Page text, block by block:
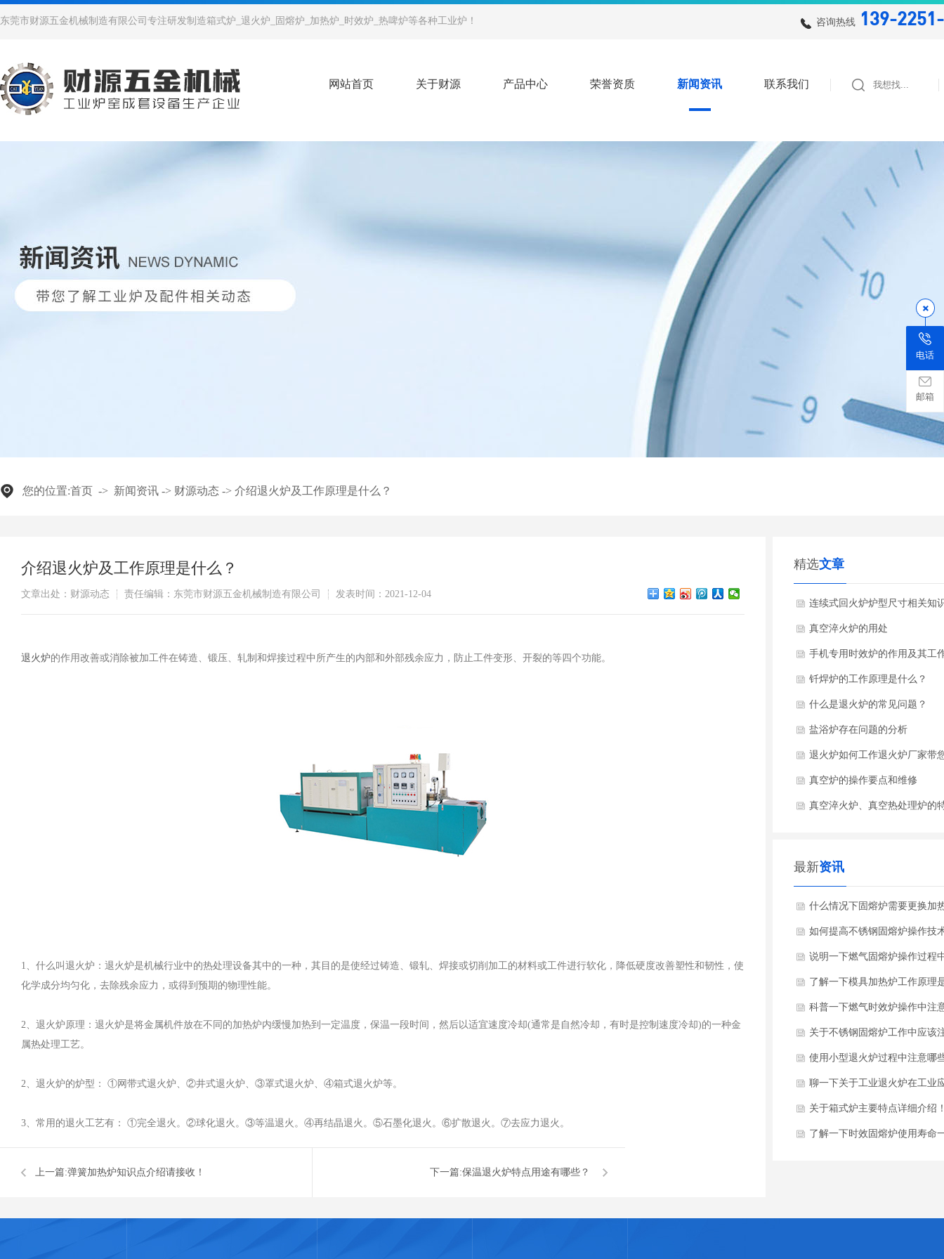
东莞市财源五金机械制造有限公司专注研发制造箱式炉_退火炉_固熔炉_加热炉_时效炉_热啤炉等各种工业炉！ 咨询热线 139-
网站首页 关于财源 产品中心 荣誉资质 新闻资讯 联系我们
您的位置:首页 -> 新闻资讯 -> 财源动态 -> ​介绍退火炉及工作原理是什么？
​介绍退火炉及工作原理是什么？
文章出处：财源动态 责任编辑：东莞市财源五金机械制造有限公司 发表时间：2021-12-04
退火炉的作用改善或消除被加工件在铸造、锻压、轧制和焊接过程中所产生的内部和外部残余应力，防止工件变形、开裂的等四个功能。
1、什么叫退火炉：退火炉是机械行业中的热处理设备其中的一种，其目的是使经过铸造、锻轧、焊接或切削加工的材料或工件进行软化，降低硬度改善塑性和韧性，使
化学成分均匀化，去除残余应力，或得到预期的物理性能。
2、退火炉原理：退火炉是将金属机件放在不同的加热炉内缓慢加热到一定温度，保温一段时间，然后以适宜速度冷却(通常是自然冷却，有时是控制速度冷却)的一种金
属热处理工艺。
2、退火炉的炉型： ①网带式退火炉、②井式退火炉、③罩式退火炉、④箱式退火炉等。
3、常用的退火工艺有： ①完全退火。②球化退火。③等温退火。④再结晶退火。⑤石墨化退火。⑥扩散退火。⑦去应力退火。
上一篇:弹簧加热炉知识点介绍请接收！ 下一篇:保温退火炉特点用途有哪些？
精选文章
连续式回火炉炉型尺寸相关知
真空淬火炉的用处
手机专用时效炉的作用及其工
理
钎焊炉的工作原理是什么？
什么是退火炉的常见问题？
盐浴炉存在问题的分析
退火炉如何工作退火炉厂家带
解
真空炉的操作要点和维修
真空淬火炉、真空热处理炉的
最新资讯
什么情况下固熔炉需要更换加
件？
如何提高不锈钢固熔炉操作技
平？
说明一下燃气固熔炉操作过程
意哪些安全事项？
了解一下模具加热炉工作原理
么？
科普一下燃气时效炉操作中注
些安全事项？
关于不锈钢固熔炉工作中应该
哪些事项？
使用小型退火炉过程中注意哪
项？
聊一下关于工业退火炉在工业
哪些领域？
关于箱式炉主要特点详细介绍
了解一下时效固熔炉使用寿命
电话
邮箱